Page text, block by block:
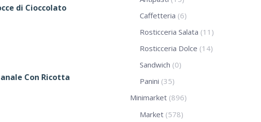
di Cioccolato
Con Ricotta
Caffetteria (6)
Rosticceria Salata (11)
Rosticceria Dolce (14)
Sandwich (0)
Panini (35)
Minimarket (896)
Market (578)